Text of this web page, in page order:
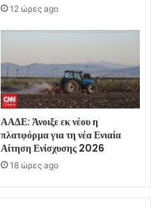
12 ώρες ago
ΑΑΔΕ: Άνοιξε εκ νέου η
πλατφόρμα για τη νέα Ενιαία
Αίτηση Ενίσχυσης 2026
18 ώρες ago